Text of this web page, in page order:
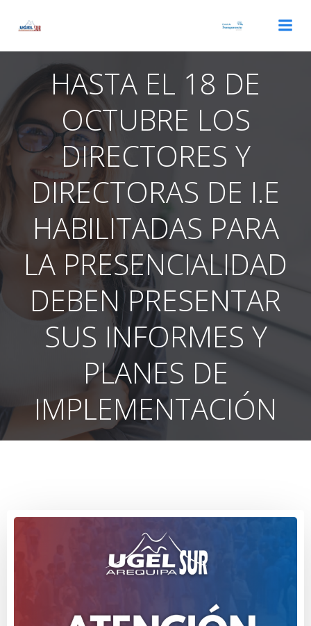
HASTA EL 18 DE
OCTUBRE LOS
DIRECTORES Y
DIRECTORAS DE I.E
HABILITADAS PARA
LA PRESENCIALIDAD
DEBEN PRESENTAR
SUS INFORMES Y
PLANES DE
IMPLEMENTACIÓN